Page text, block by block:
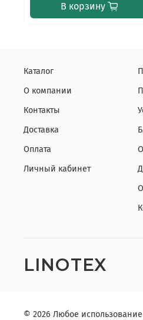
В корзину
Каталог
О компании
Контакты
Доставка
Оплата
Личный кабинет
LINOTEX
© 2026 Любое